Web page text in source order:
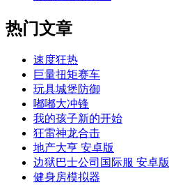
热门文章
速度狂热
巨量扭矩赛车
玩具城堡防御
嘟嘟大冲锋
我的孩子新的开始
狂雷神龙合击
地产大亨 安卓版
边狱巴士公司国际服 安卓版
健身房模拟器